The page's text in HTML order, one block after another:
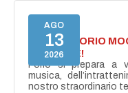
AGO
13
2026
NASCE “FORIO
ACCENDE!
Forio si prepara a
musica,
nostro straordinario